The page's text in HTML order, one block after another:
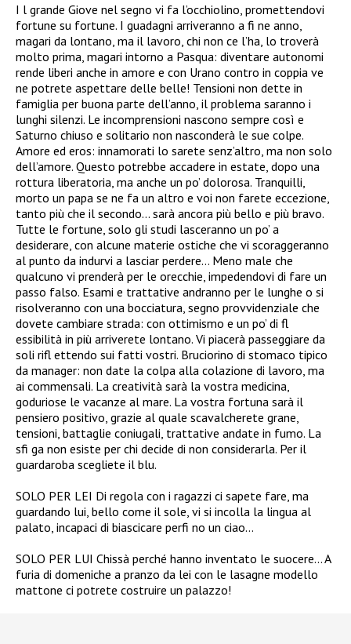
I l grande Giove nel segno vi fa l’occhiolino, promettendovi
fortune su fortune. I guadagni arriveranno a fi ne anno,
magari da lontano, ma il lavoro, chi non ce l’ha, lo troverà
molto prima, magari intorno a Pasqua: diventare autonomi
rende liberi anche in amore e con Urano contro in coppia ve
ne potrete aspettare delle belle! Tensioni non dette in
famiglia per buona parte dell’anno, il problema saranno i
lunghi silenzi. Le incomprensioni nascono sempre così e
Saturno chiuso e solitario non nasconderà le sue colpe.
Amore ed eros: innamorati lo sarete senz’altro, ma non solo
dell’amore. Questo potrebbe accadere in estate, dopo una
rottura liberatoria, ma anche un po’ dolorosa. Tranquilli,
morto un papa se ne fa un altro e voi non farete eccezione,
tanto più che il secondo… sarà ancora più bello e più bravo.
Tutte le fortune, solo gli studi lasceranno un po’ a
desiderare, con alcune materie ostiche che vi scoraggeranno
al punto da indurvi a lasciar perdere… Meno male che
qualcuno vi prenderà per le orecchie, impedendovi di fare un
passo falso. Esami e trattative andranno per le lunghe o si
risolveranno con una bocciatura, segno provvidenziale che
dovete cambiare strada: con ottimismo e un po’ di fl
essibilità in più arriverete lontano. Vi piacerà passeggiare da
soli rifl ettendo sui fatti vostri. Bruciorino di stomaco tipico
da manager: non date la colpa alla colazione di lavoro, ma
ai commensali. La creatività sarà la vostra medicina,
goduriose le vacanze al mare. La vostra fortuna sarà il
pensiero positivo, grazie al quale scavalcherete grane,
tensioni, battaglie coniugali, trattative andate in fumo. La
sfi ga non esiste per chi decide di non considerarla. Per il
guardaroba scegliete il blu.
SOLO PER LEI Di regola con i ragazzi ci sapete fare, ma
guardando lui, bello come il sole, vi si incolla la lingua al
palato, incapaci di biascicare perfi no un ciao…
SOLO PER LUI Chissà perché hanno inventato le suocere… A
furia di domeniche a pranzo da lei con le lasagne modello
mattone ci potrete costruire un palazzo!